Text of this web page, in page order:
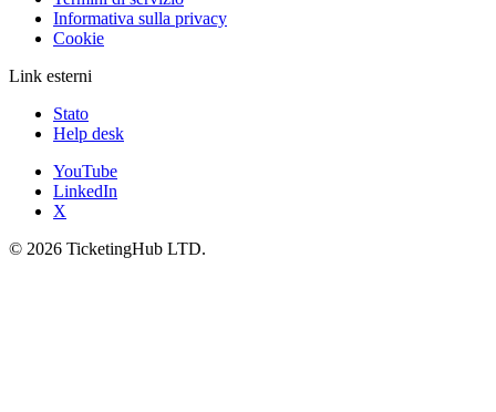
Informativa sulla privacy
Cookie
Link esterni
Stato
Help desk
YouTube
LinkedIn
X
© 2026 TicketingHub LTD.